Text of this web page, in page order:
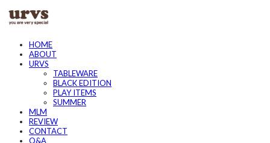
HOME
ABOUT
URVS
TABLEWARE
BLACK EDITION
PLAY ITEMS
SUMMER
MLM
REVIEW
CONTACT
Q&A